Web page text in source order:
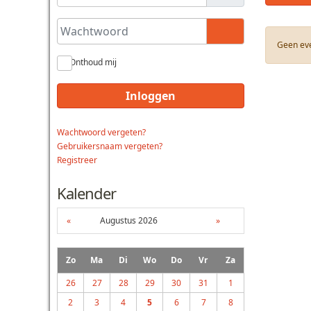
Wachtwoord
Toon
Onthoud mij
Inloggen
Wachtwoord vergeten?
Gebruikersnaam vergeten?
Registreer
Kalender
« Augustus 2026 »
Zo Ma Di Wo Do Vr
Za
26
27 28 29 30 31
1
2
3 4 5 6 7 8
Geen